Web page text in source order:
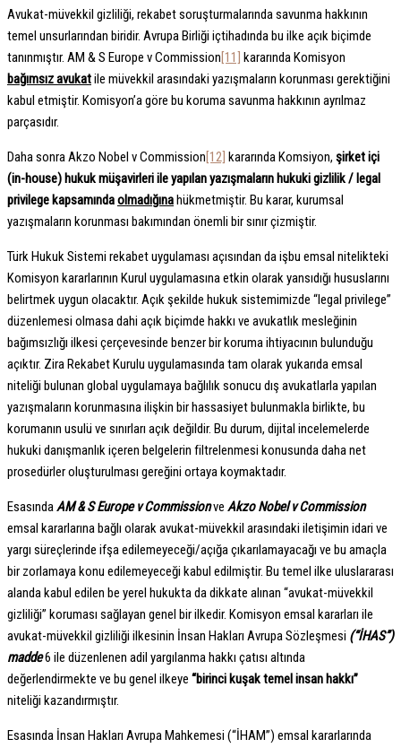
Avukat-müvekkil gizliliği, rekabet soruşturmalarında savunma hakkının
temel unsurlarından biridir. Avrupa Birliği içtihadında bu ilke açık biçimde
tanınmıştır. AM & S Europe v Commission[11] kararında Komisyon
bağımsız avukatile müvekkil arasındaki yazışmaların korunması gerektiğini
kabul etmiştir. Komisyon’a göre bu koruma savunma hakkının ayrılmaz
parçasıdır.
Daha sonra Akzo Nobel v Commission[12] kararında Komsiyon, şirket içi
(in-house) hukuk müşavirleri ile yapılan yazışmaların hukuki gizlilik / legal
privilege kapsamındaolmadığınahükmetmiştir. Bu karar, kurumsal
yazışmaların korunması bakımından önemli bir sınır çizmiştir.
Türk Hukuk Sistemi rekabet uygulaması açısından da işbu emsal nitelikteki
Komisyon kararlarının Kurul uygulamasına etkin olarak yansıdığı hususlarını
belirtmek uygun olacaktır. Açık şekilde hukuk sistemimizde “legal privilege”
düzenlemesi olmasa dahi açık biçimde hakkı ve avukatlık mesleğinin
bağımsızlığı ilkesi çerçevesinde benzer bir koruma ihtiyacının bulunduğu
açıktır. Zira Rekabet Kurulu uygulamasında tam olarak yukarıda emsal
niteliği bulunan global uygulamaya bağlılık sonucu dış avukatlarla yapılan
yazışmaların korunmasına ilişkin bir hassasiyet bulunmakla birlikte, bu
korumanın usulü ve sınırları açık değildir. Bu durum, dijital incelemelerde
hukuki danışmanlık içeren belgelerin filtrelenmesi konusunda daha net
prosedürler oluşturulması gereğini ortaya koymaktadır.
EsasındaAM & S Europe v Commissionve Akzo Nobel v Commission
emsal kararlarına bağlı olarak avukat-müvekkil arasındaki iletişimin idari ve
yargı süreçlerinde ifşa edilemeyeceği/açığa çıkarılamayacağı ve bu amaçla
bir zorlamaya konu edilemeyeceği kabul edilmiştir. Bu temel ilke uluslararası
alanda kabul edilen be yerel hukukta da dikkate alınan “avukat-müvekkil
gizliliği” koruması sağlayan genel bir ilkedir. Komisyon emsal kararları ile
avukat-müvekkil gizliliği ilkesinin İnsan Hakları Avrupa Sözleşmesi (“İHAS”)
madde6 ile düzenlenen adil yargılanma hakkı çatısı altında
değerlendirmekte ve bu genel ilkeye “birinci kuşak temel insan hakkı”
niteliği kazandırmıştır.
Esasında İnsan Hakları Avrupa Mahkemesi (“İHAM”) emsal kararlarında